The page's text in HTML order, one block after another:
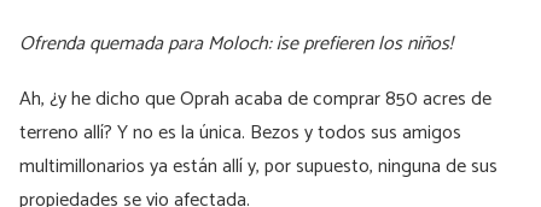
Ofrenda quemada para Moloch: ¡se prefieren los niños!
Ah, ¿y he dicho que Oprah acaba de comprar 850 acres de
terreno allí? Y no es la única. Bezos y todos sus amigos
multimillonarios ya están allí y, por supuesto, ninguna de sus
propiedades se vio afectada.